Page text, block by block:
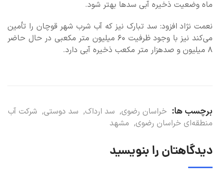
ماه وضعیت ذخیره آبی سدها بهتر شود.
نعمت نژاد افزود: سد تبارک نیز که آب شرب شهر قوچان را تأمین
می‌کند نیز با وجود ظرفیت ۶۰ میلیون متر مکعبی در حال حاضر
۸ میلیون و صدهزار متر مکعب ذخیره آبی دارد.
برچسب ها: خراسان رضوی, سد ارداک, سد دوستی, شرکت آب
منطقه‌ای خراسان رضوی, مشهد
دیدگاهتان را بنویسید